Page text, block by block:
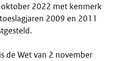
2022 met kenmerk
2009 en 2011
de Wet van 2 november